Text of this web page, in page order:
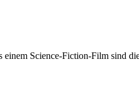
Science-Fiction-Film sind